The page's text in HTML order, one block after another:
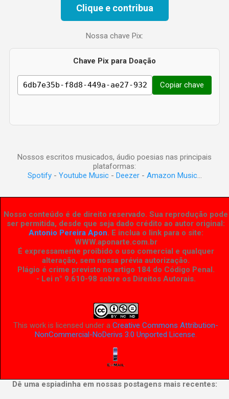
Clique e contribua
Nossa chave Pix:
Chave Pix para Doação
Copiar chave
Nossos escritos musicados, áudio poesias nas principais
plataformas:
Spotify- Youtube Music- Deezer- Amazon Music...
Nosso conteúdo é de direito reservado. Sua reprodução pode
ser permitida, desde que seja dado crédito ao autor original:
Antonio Pereira Apon. E inclua o link para o site:
WWW.aponarte.com.br
É expressamente proibido o uso comercial e qualquer
alteração, sem nossa prévia autorização.
Plágio é crime previsto no artigo 184 do Código Penal.
- Lei n° 9.610-98 sobre os Direitos Autorais.
This work is licensed under aCreative Commons Attribution-
NonCommercial-NoDerivs 3.0 Unported License.
Dê uma espiadinha em nossas postagens mais recentes: